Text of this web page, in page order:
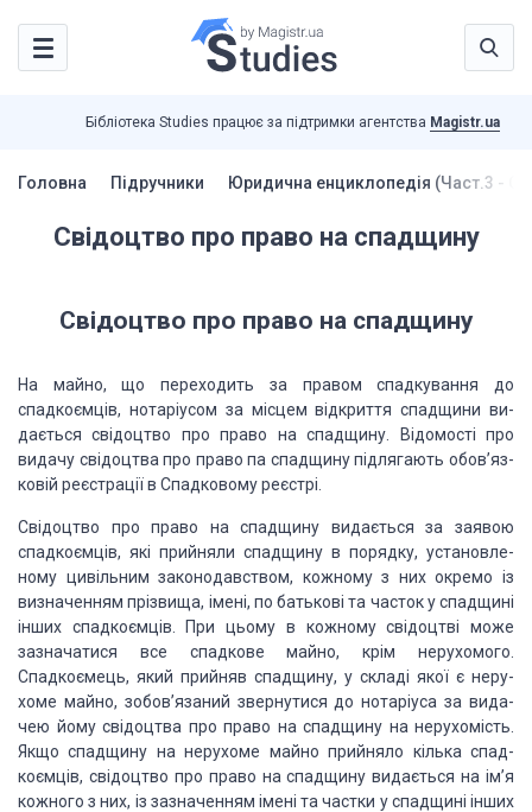
Бібліотека Studies працює за підтримки агентства Magistr.ua
Головна Підручники Юридична енциклопедія (Част.3 -
Свідоцтво про право на спадщину
Свідоцтво про право на спадщину
На майно, що переходить за правом спадкування до
спадкоємців, нотаріусом за місцем відкриття спадщини ви­
дається свідоцтво про право на спадщину. Відомості про
видачу свідоцтва про право па спадщинупідлягають обов’яз­
ковій реєстрації в Спадковому реєстрі.
Свідоцтво про право на спадщину видається за заявою
спадкоємців, які прийняли спадщину в порядку, установле­
ному цивільним законодавством, кожному з них окремо із
визначенням прізвища, імені, по батькові та часток у спад­щині
інших спадкоємців. При цьому в кожному свідоцтві може
зазначатися все спадкове майно, крім нерухомого.
Спадкоємець, який прийняв спадщину, у складі якої є неру­
хоме майно, зобов’язаний звернутися до нотаріуса за вида­
чею йому свідоцтва про право на спадщину на нерухомість.
Якщо спадщину на нерухоме майно прийняло кілька спад­
коємців, свідоцтво про право на спадщину видається на ім’я
кожного з них, із зазначенням імені та частки у спадщині інших